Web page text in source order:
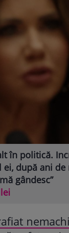
în politică.
după ani de
gândesc”